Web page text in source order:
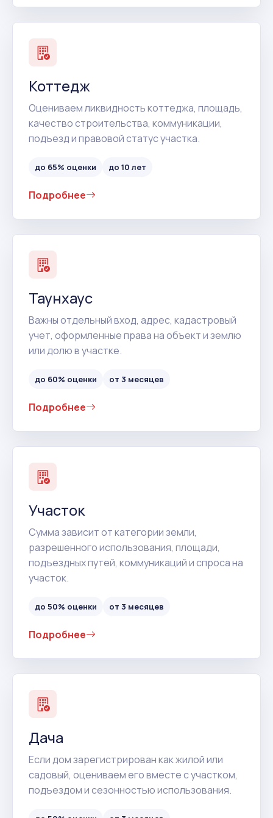
Коттедж
Оцениваем ликвидность коттеджа, площадь,
качество строительства, коммуникации,
подъезд и правовой статус участка.
до 65% оценки до 10 лет
Подробнее
Таунхаус
Важны отдельный вход, адрес, кадастровый
учет, оформленные права на объект и землю
или долю в участке.
до 60% оценки от 3 месяцев
Подробнее
Участок
Сумма зависит от категории земли,
разрешенного использования, площади,
подъездных путей, коммуникаций и спроса на
участок.
до 50% оценки от 3 месяцев
Подробнее
Дача
Если дом зарегистрирован как жилой или
садовый, оцениваем его вместе с участком,
подъездом и сезонностью использования.